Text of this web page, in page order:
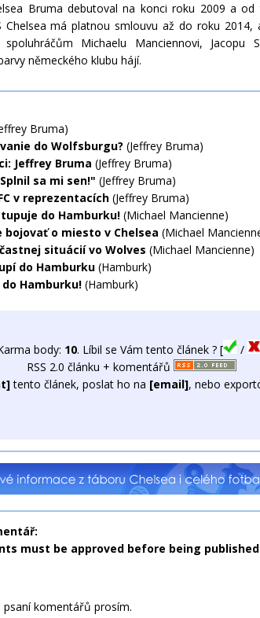
Bruma debutoval na konci roku 2009 a
Chelsea má platnou smlouvu až do roku 2014,
Michaelu Manciennovi, Jacopu
německého klubu hájí.
Bruma)
do Wolfsburgu? (Jeffrey Bruma)
Jeffrey Bruma (Jeffrey Bruma)
sa mi sen!" (Jeffrey Bruma)
v reprezentacích (Jeffrey Bruma)
do Hamburku! (Michael Mancienne)
bojovať o miesto v Chelsea (Michael
situácií vo Wolves (Michael Mancienne)
do Hamburku (Hamburk)
Hamburku! (Hamburk)
body: 10. Líbil se Vám tento článek ? [ /
RSS 2.0 článku + komentářů
tento článek, poslat ho na [email], nebo
must be approved before being
psaní komentářů prosím.